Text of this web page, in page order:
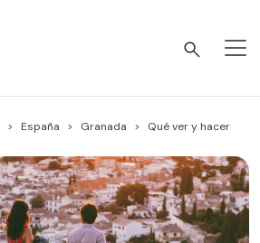
España Granada Qué ver y hacer